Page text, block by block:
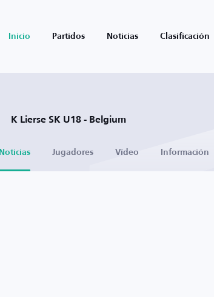
Inicio Partidos Noticias Clasificación
K Lierse SK U18 - Belgium
Noticias Jugadores Vídeo Información